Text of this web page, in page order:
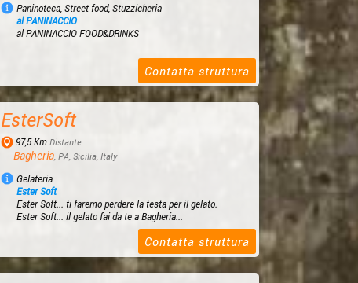
Paninoteca, Street food, Stuzzicheria
al PANINACCIO
al PANINACCIO FOOD&DRINKS
Contatta struttura
EsterSoft
97,5 Km Distante
Bagheria , PA, Sicilia, Italy
Gelateria
Ester Soft
Ester Soft... ti faremo perdere la testa per il gelato.
Ester Soft... il gelato fai da te a Bagheria...
Contatta struttura